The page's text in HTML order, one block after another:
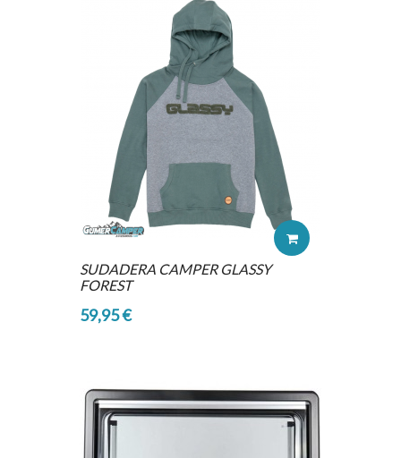
SUDADERA CAMPER GLASSY
FOREST
59,95 €